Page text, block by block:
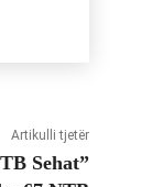
Artikulli tjetër
Sehat”